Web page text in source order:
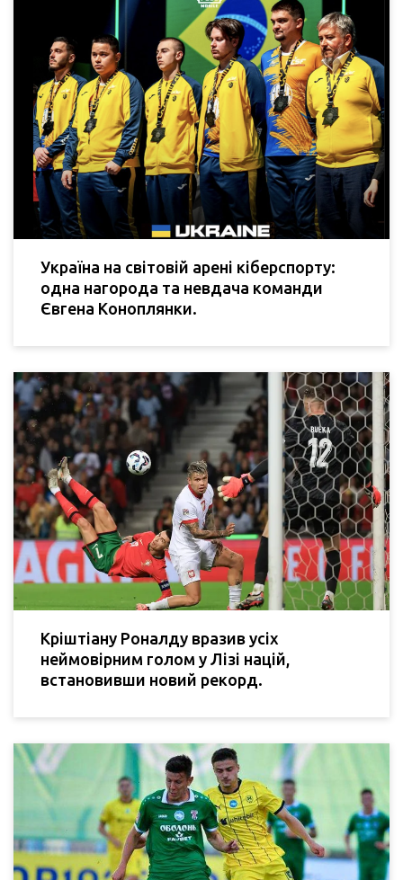
Україна на світовій арені кіберспорту:
одна нагорода та невдача команди
Євгена Коноплянки.
Кріштіану Роналду вразив усіх
неймовірним голом у Лізі націй,
встановивши новий рекорд.